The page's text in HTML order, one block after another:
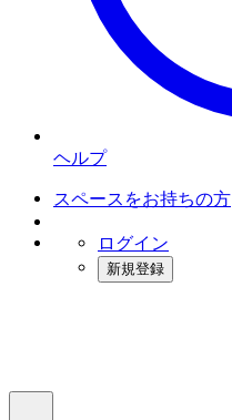
ヘルプ
スペースをお持ちの方
ログイン
新規登録